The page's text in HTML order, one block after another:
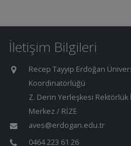
İletişim Bilgileri
Recep Tayyip Erdoğan
Koordinatörlüğü
Z. Derin Yerleşkesi Rektörlük
Merkez / RİZE
aves@erdogan.edu.tr
0464 223 61 26